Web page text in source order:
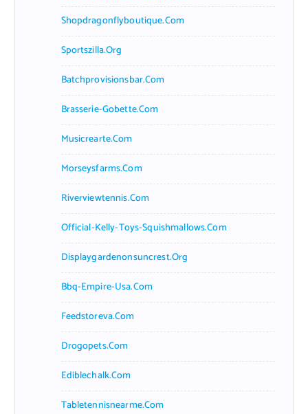
Shopdragonflyboutique.com
Sportszilla.org
Batchprovisionsbar.com
Brasserie-Gobette.com
Musicrearte.com
Morseysfarms.com
Riverviewtennis.com
Official-Kelly-Toys-Squishmallows.com
Displaygardenonsuncrest.org
Bbq-Empire-Usa.com
Feedstoreva.com
Drogopets.com
Ediblechalk.com
Tabletennisnearme.com